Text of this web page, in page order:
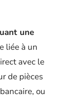
une
liée à un
avec le
de pièces
ou